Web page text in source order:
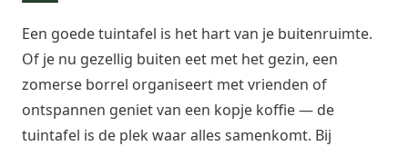
Een goede tuintafel is het hart van je buitenruimte.
Of je nu gezellig buiten eet met het gezin, een
zomerse borrel organiseert met vrienden of
ontspannen geniet van een kopje koffie — de
tuintafel is de plek waar alles samenkomt. Bij